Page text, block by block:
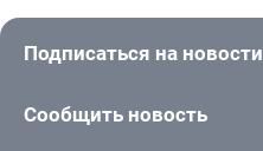
Подписаться на новости
Сообщить новость